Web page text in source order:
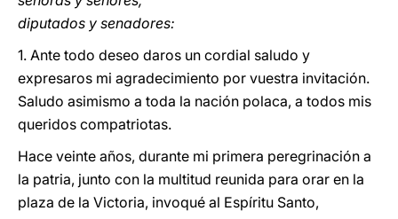
diputados y senadores:
1. Ante todo deseo daros un cordial saludo y
expresaros mi agradecimiento por vuestra invitación.
Saludo asimismo a toda la nación polaca, a todos mis
queridos compatriotas.
Hace veinte años, durante mi primera peregrinación a
la patria, junto con la multitud reunida para orar en la
plaza de la Victoria, invoqué al Espíritu Santo,